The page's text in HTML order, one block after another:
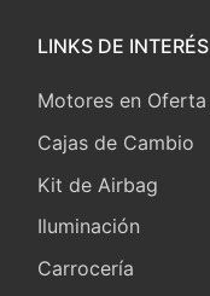
LINKS DE INTERÉS
Motores en Oferta
Cajas de Cambio
Kit de Airbag
Iluminación
Carrocería